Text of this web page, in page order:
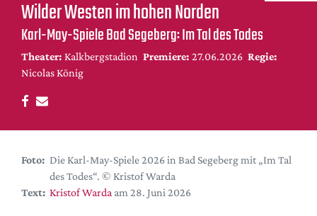
Menschen & Theater
Themen
Internationales
Nachrufe
DdB-map
Premierensuche
Festival-Planer
Wilder Westen im hohen Norden
Karl-May-Spiele Bad Segeberg: Im Tal des Todes
Theater: Kalkbergstadion Premiere: 27.06.2026 Regie:
Nicolas König
Foto: Die Karl-May-Spiele 2026 in Bad Segeberg mit „Im Tal
des Todes“. © Kristof Warda
Text: Kristof Warda am 28. Juni 2026